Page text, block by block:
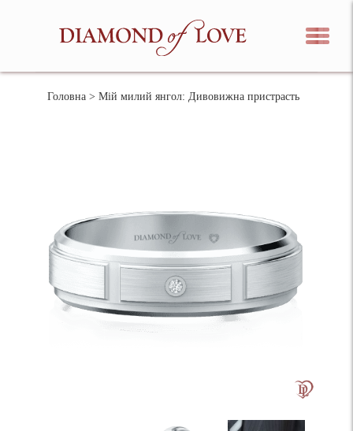
Головна > Мій милий янгол: Дивовижна пристрасть